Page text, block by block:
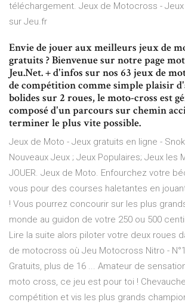
téléchargement. Jeux de Motocross -
sur Jeu.fr
Envie de jouer aux meilleurs jeux de
gratuits ? Bienvenue sur notre page
Jeu.Net. + d'infos sur nos 63 jeux de
de compétition comme simple plaisir
bolides sur 2 roues, le moto-cross est
composé d'un parcours sur chemin
terminer le plus vite possible.
Jeux de Moto - Jeux gratuits en ligne -
Nouveaux Jeux ; Jeux Populaires; Jeux les
JOUER. Jeux de Moto. Enfourchez votre
vous pour des courses haletantes en
! Vous pourrez concourir sur les plus
monde au guidon de votre 250 ou 500
Lire la suite alors piloter votre deux roues
de motocross où Jeu Motocross Nitro -
Gratuits, plus de 16 ... Amateur de
moto cross, ce jeu est pour toi !
compétition et vis les plus grands